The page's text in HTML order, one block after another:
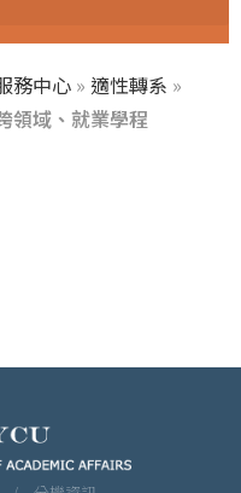
務中心 » 適性轉系 »
領域、就業學程